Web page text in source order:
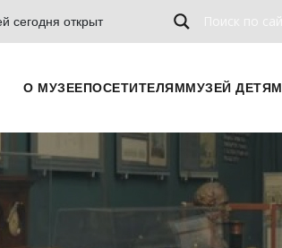
сегодня открыт
О МУЗЕЕПОСЕТИТЕЛЯММУЗЕЙ ДЕТЯМ